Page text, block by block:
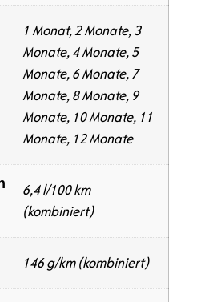
1 Monat, 2 Monate, 3
Monate, 4 Monate, 5
Monate, 6 Monate, 7
Monate, 8 Monate, 9
Monate, 10 Monate, 11
Monate, 12 Monate
6,4 l/100 km
(kombiniert)
146 g/km (kombiniert)